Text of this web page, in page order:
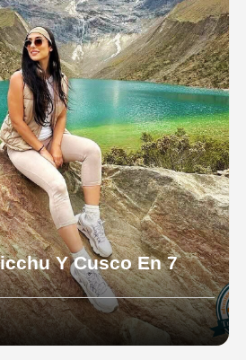
Y Cusco En 7